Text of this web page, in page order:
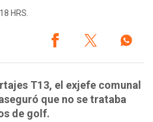
HRS.
T13, el exjefe comunal
que no se trataba
de golf.